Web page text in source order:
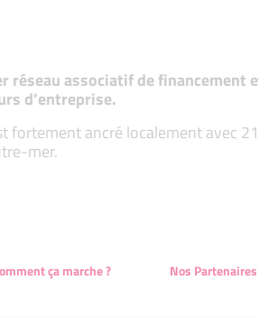
réseau associatif de financement
d’entreprise.
fortement ancré localement avec
mer.
ça marche ? Nos Partenaires